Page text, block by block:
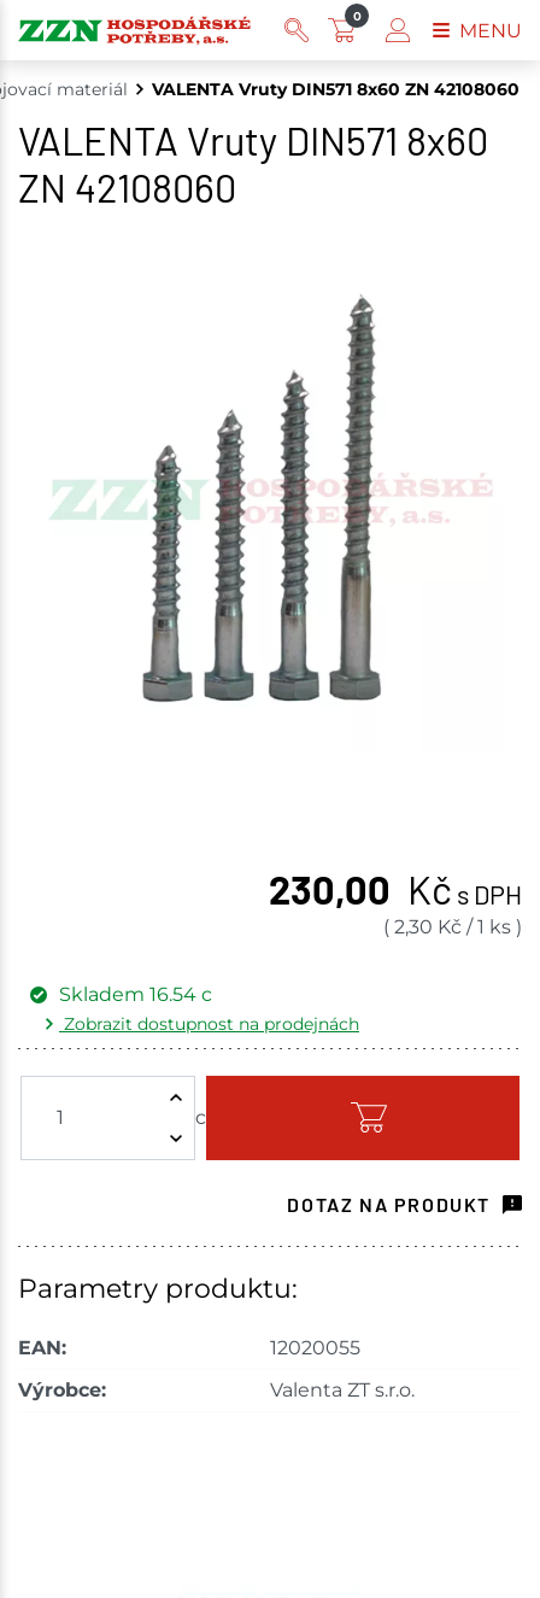
materiál VALENTA Vruty DIN571 8x60 ZN 42108060
VALENTA Vruty DIN571 8x60
ZN 42108060
230,00 Kč s DPH
( 2,30 Kč /1 ks )
c
Skladem 16.54 c
Zobrazit dostupnost na prodejnách
Skladem - ihned k odeslání
Choceň 1.36 c
Tišnov
DOTAZ NA PRODUKT
Parametry produktu:
EAN:
12020055
Výrobce:
Valenta ZT s.r.o.
0
MENU